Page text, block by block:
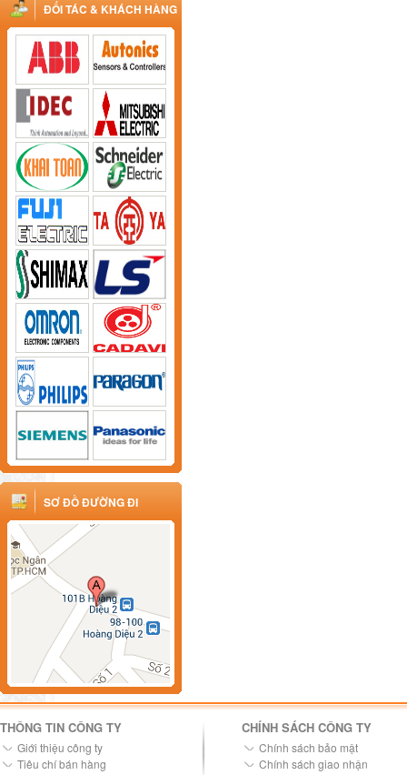
ĐỐI TÁC & KHÁCH HÀNG
SƠ ĐỒ ĐƯỜNG ĐI
THÔNG TIN CÔNG TY
Giới thiệu công ty
Tiêu chí bán hàng
CHÍNH SÁCH CÔNG TY
Chính sách bảo mật
Chính sách giao nhận